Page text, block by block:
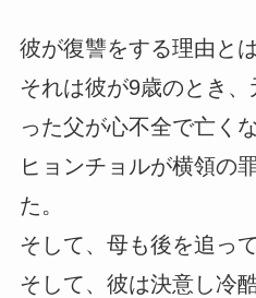
彼が復讐をする理由と
それは彼が9歳のとき
った父が心不全で亡く
ヒョンチョルが横領の
た。
そして、母も後を追っ
そして、彼は決意し冷